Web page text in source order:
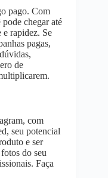
pago. Com
chegar até
rapidez. Se
pagas,
de
com
seu potencial
e ser
do seu
Faça